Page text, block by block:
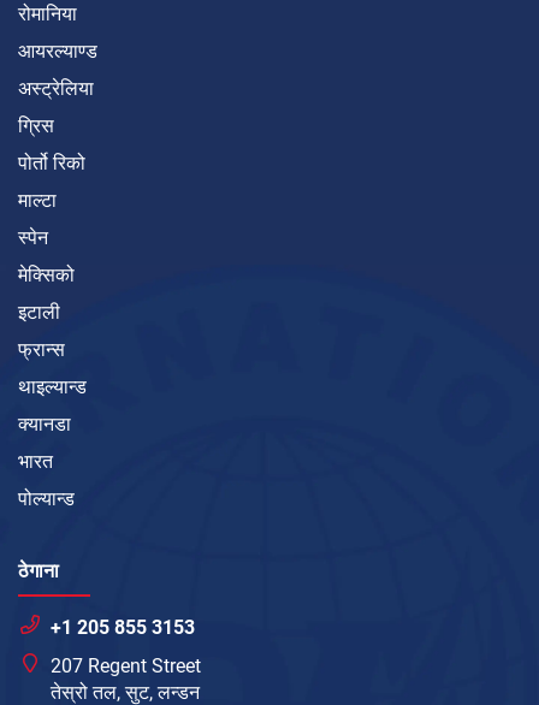
रोमानिया
आयरल्याण्ड
अस्ट्रेलिया
ग्रिस
पोर्तो रिको
माल्टा
स्पेन
मेक्सिको
इटाली
फ्रान्स
थाइल्यान्ड
क्यानडा
भारत
पोल्यान्ड
ठेगाना
+1 205 855 3153
207 Regent Street
तेस्रो तल, सुट, लन्डन